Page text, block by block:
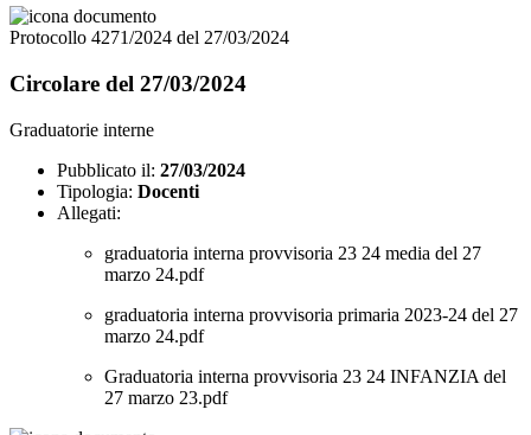
Protocollo 4271/2024 del 27/03/2024
Circolare del 27/03/2024
Graduatorie interne
Pubblicato il: 27/03/2024
Tipologia: Docenti
Allegati:
graduatoria interna provvisoria 23 24 media del 27
marzo 24.pdf
graduatoria interna provvisoria primaria 2023-24 del 27
marzo 24.pdf
Graduatoria interna provvisoria 23 24 INFANZIA del
27 marzo 23.pdf